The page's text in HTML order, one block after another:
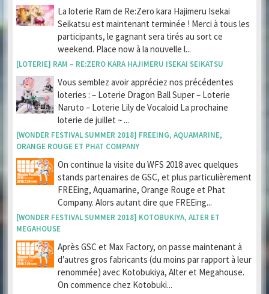
La loterie Ram de Re:Zero kara Hajimeru Isekai
Seikatsu est maintenant terminée ! Merci à tous les
participants, le gagnant sera tirés au sort ce
weekend. Place now à la nouvelle l...
[LOTERIE] RAM – RE:ZERO KARA HAJIMERU ISEKAI SEIKATSU
Vous semblez avoir appréciez nos précédentes
loteries : – Loterie Dragon Ball Super – Loterie
Naruto – Loterie Lily de Vocaloid La prochaine
loterie de juillet ~ ...
[WONDER FESTIVAL SUMMER 2018] FREEING, AQUAMARINE,
ORANGE ROUGE ET PHAT COMPANY
On continue la visite du WFS 2018 avec quelques
stands partenaires de GSC, et plus particulièrement
FREEing, Aquamarine, Orange Rouge et Phat
Company. Alors autant dire que FREEing...
[WONDER FESTIVAL SUMMER 2018] KOTOBUKIYA, ALTER ET
MEGAHOUSE
Après GSC et Max Factory, on passe maintenant à
d’autres gros fabricants (du moins par rapport à leur
renommée) avec Kotobukiya, Alter et Megahouse.
On commence chez Kotobuki...